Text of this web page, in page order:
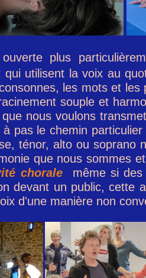
ouverte plus
utilisent la voix au
les mots et
souple et
nous voulons
pas le chemin
ténor, alto ou soprano
que nous sommes
choralemême si des
devant un public, cette
d'une manière non